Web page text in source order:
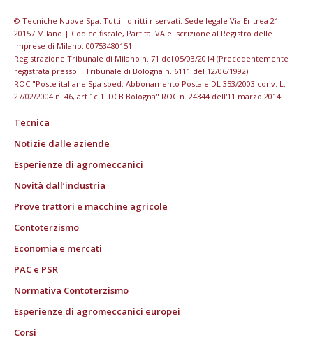
© Tecniche Nuove Spa. Tutti i diritti riservati. Sede legale Via Eritrea 21 -
20157 Milano | Codice fiscale, Partita IVA e Iscrizione al Registro delle
imprese di Milano: 00753480151
Registrazione Tribunale di Milano n. 71 del 05/03/2014 (Precedentemente
registrata presso il Tribunale di Bologna n. 6111 del 12/06/1992)
ROC "Poste italiane Spa sped. Abbonamento Postale DL 353/2003 conv. L.
27/02/2004 n. 46, art.1c.1: DCB Bologna" ROC n. 24344 dell'11 marzo 2014
Tecnica
Notizie dalle aziende
Esperienze di agromeccanici
Novità dall’industria
Prove trattori e macchine agricole
Contoterzismo
Economia e mercati
PAC e PSR
Normativa Contoterzismo
Esperienze di agromeccanici europei
Corsi